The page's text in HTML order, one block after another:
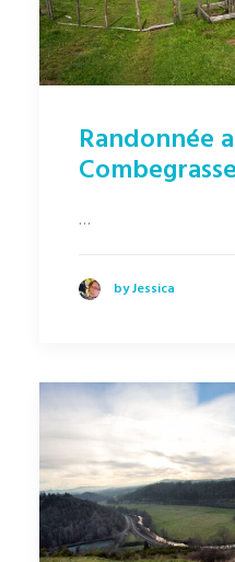
Randonnée
Combegrasse
…
by Jessica